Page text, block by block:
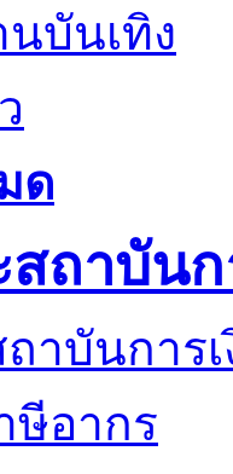
บันเทิง
ด
ถาบันก
อากร